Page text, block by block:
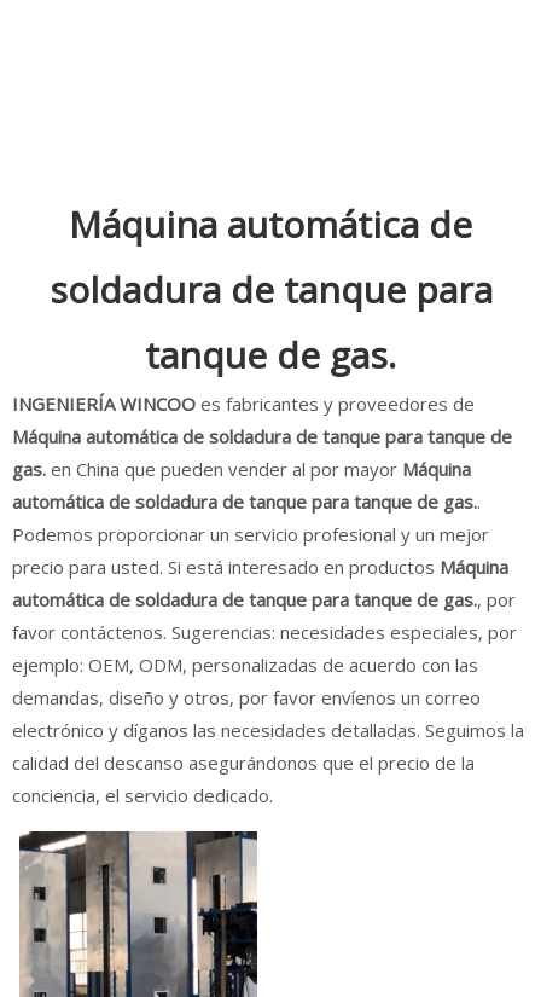
Máquina automática de
soldadura de tanque para
tanque de gas.
INGENIERÍA WINCOO es fabricantes y proveedores de
Máquina automática de soldadura de tanque para tanque de
gas. en China que pueden vender al por mayor Máquina
automática de soldadura de tanque para tanque de gas..
Podemos proporcionar un servicio profesional y un mejor
precio para usted. Si está interesado en productos Máquina
automática de soldadura de tanque para tanque de gas., por
favor contáctenos. Sugerencias: necesidades especiales, por
ejemplo: OEM, ODM, personalizadas de acuerdo con las
demandas, diseño y otros, por favor envíenos un correo
electrónico y díganos las necesidades detalladas. Seguimos la
calidad del descanso asegurándonos que el precio de la
conciencia, el servicio dedicado.